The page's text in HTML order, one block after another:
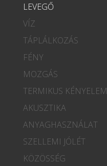
LEVEGŐ
VÍZ
TÁPLÁLKOZÁS
FÉNY
MOZGÁS
TERMIKUS KÉNYELEM
AKUSZTIKA
ANYAGHASZNÁLAT
SZELLEMI JÓLÉT
KÖZÖSSÉG